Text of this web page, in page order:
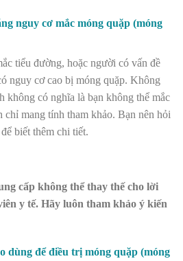
nguy cơ mắc móng quặp (móng
tiểu đường, hoặc người có vấn đề
nguy cơ cao bị móng quặp. Không
không có nghĩa là bạn không thể mắc
chỉ mang tính tham khảo. Bạn nên hỏi
biết thêm chi tiết.
cấp không thể thay thế cho lời
y tế. Hãy luôn tham khảo ý kiến
dùng để điều trị móng quặp (móng